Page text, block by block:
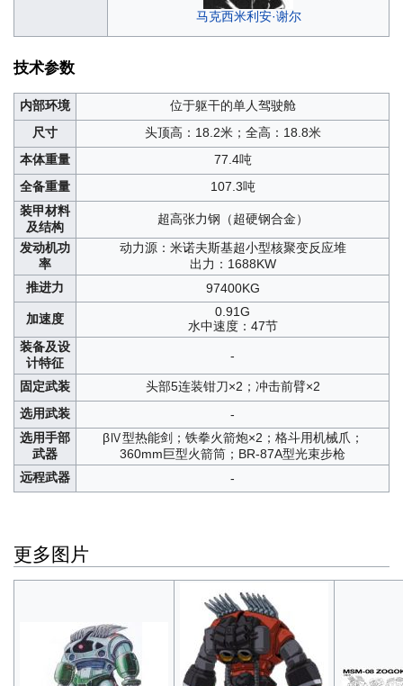
马克西米利安·谢尔
技术参数
内部环境
位于躯干的单人驾驶舱
尺寸
头顶高：18.2米；全高：18.8米
本体重量
77.4吨
全备重量
107.3吨
装甲材料
及结构
超高张力钢（超硬钢合金）
发动机功
率
动力源：米诺夫斯基超小型核聚变反应堆
出力：1688KW
推进力
97400KG
加速度
0.91G
水中速度：47节
装备及设
计特征
-
固定武装
头部5连装钳刀×2；冲击前臂×2
选用武装
-
选用手部
武器
βⅣ型热能剑；铁拳火箭炮×2；格斗用机械爪；
360mm巨型火箭筒；BR-87A型光束步枪
远程武器
-
更多图片